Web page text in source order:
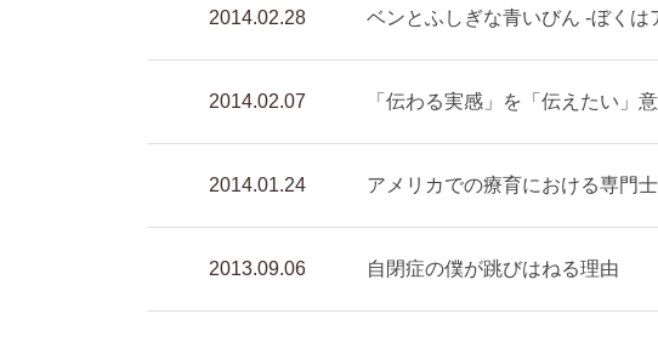
2014.02.28 ベンとふしぎな青いびん -ぼくは
2014.02.07 「伝わる実感」を「伝えたい」
2014.01.24 アメリカでの療育における専門
2013.09.06 自閉症の僕が跳びはねる理由